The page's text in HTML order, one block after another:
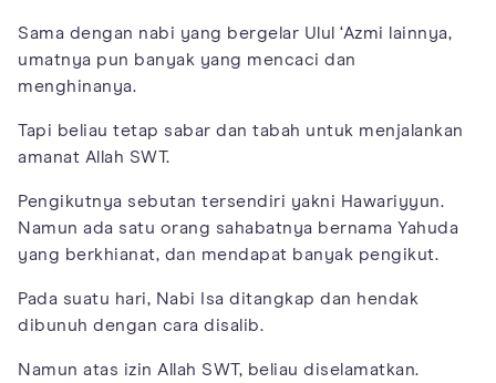
Sama dengan nabi yang bergelar Ulul ‘Azmi lainnya,
umatnya pun banyak yang mencaci dan
menghinanya.
Tapi beliau tetap sabar dan tabah untuk menjalankan
amanat Allah SWT.
Pengikutnya sebutan tersendiri yakni Hawariyyun.
Namun ada satu orang sahabatnya bernama Yahuda
yang berkhianat, dan mendapat banyak pengikut.
Pada suatu hari, Nabi Isa ditangkap dan hendak
dibunuh dengan cara disalib.
Namun atas izin Allah SWT, beliau diselamatkan.